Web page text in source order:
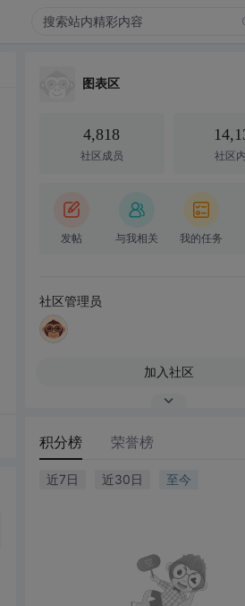
图表区
4,818
社区成员 社区
发帖 与我相关 我的任务
社区管理员
加入社区
积分榜 荣誉榜
近7日 近30日 至今